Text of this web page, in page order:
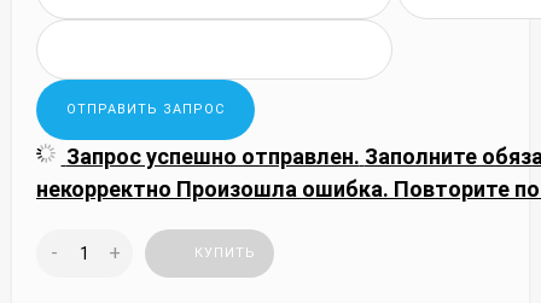
Запрос успешно отправлен. Заполните
некорректно Произошла ошибка. Повторите
- + КУПИТЬ